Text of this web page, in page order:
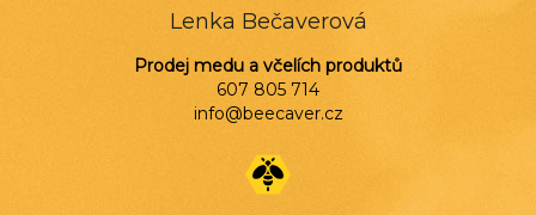
Lenka Bečaverová
Prodej medu a včelích produktů
607 805 714
info@beecaver.cz